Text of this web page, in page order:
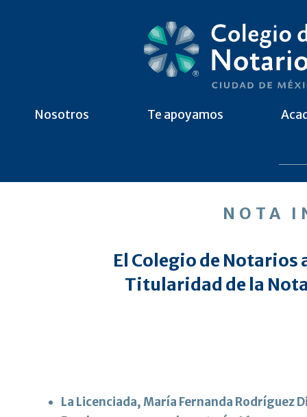
Nosotros Te apoyamos
NOTA
El Colegio de
Titularidad de la
La Licenciada, María Fernanda Rodríguez